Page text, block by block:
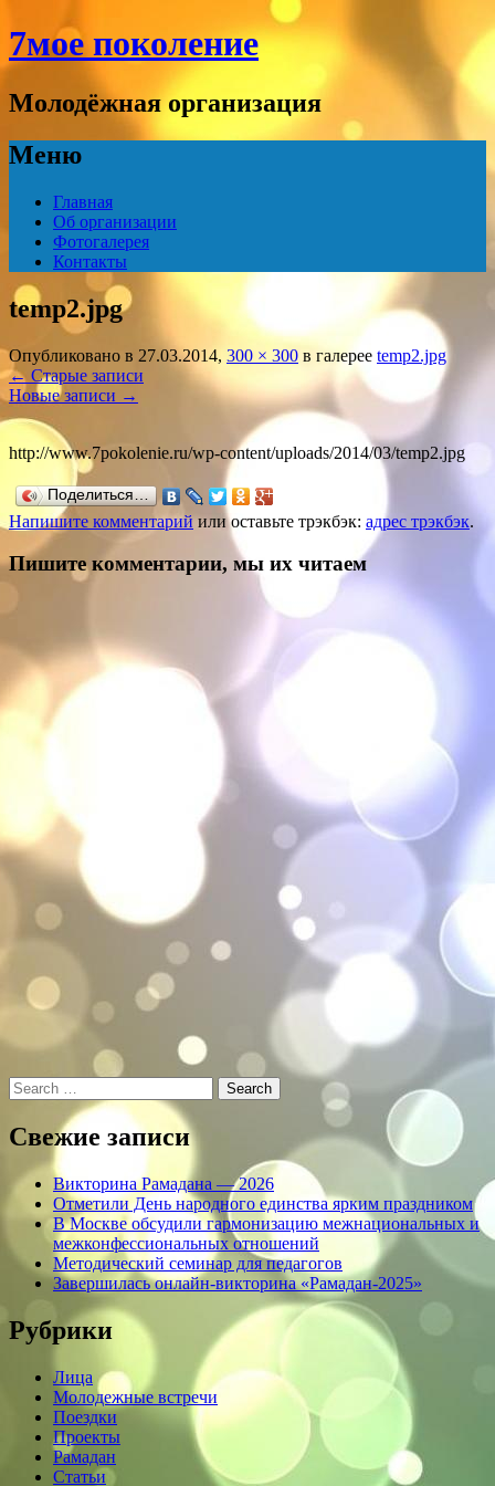
7мое поколение
Молодёжная организация
Меню
Перейти
содержимому
Главная
Об организации
Фотогалерея
Контакты
temp2.jpg
Опубликовано в 27.03.2014, 300 × 300 в галерее temp2.jpg
← Старые записи
Новые записи →
http://www.7pokolenie.ru/wp-content/uploads/2014/03/temp2.jpg
Поделиться…
Напишите комментарийили оставьте трэкбэк: адрес трэкбэк.
Пишите комментарии, мы их читаем
Search
Свежие записи
Викторина Рамадана — 2026
Отметили День народного единства ярким праздником
В Москве обсудили гармонизацию межнациональных и
межконфессиональных отношений
Методический семинар для педагогов
Завершилась онлайн-викторина «Рамадан-2025»
Рубрики
Лица
Молодежные встречи
Поездки
Проекты
Рамадан
Статьи